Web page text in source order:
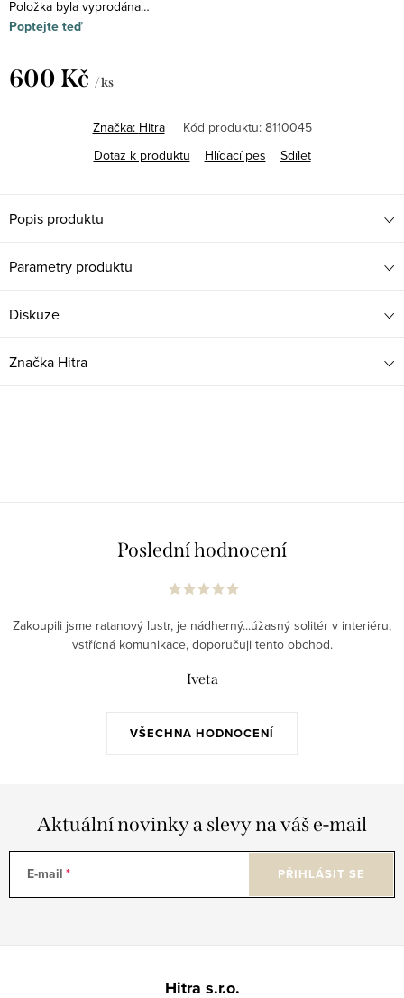
Položka byla vyprodána…
Poptejte teď
600 Kč / ks
Značka: Hitra Kód produktu: 8110045
Dotaz k produktu
Hlídací pes Sdílet
Popis produktu
Parametry produktu
Diskuze
Značka Hitra
Poslední hodnocení
VŠECHNA HODNOCENÍ
Zakoupili jsme ratanový lustr, je nádherný...úžasný solitér v interiéru,
vstřícná komunikace, doporučuji tento obchod.
Iveta
Aktuální novinky a slevy na váš e-mail
E-mail PŘIHLÁSIT SE
Hitra s.r.o.